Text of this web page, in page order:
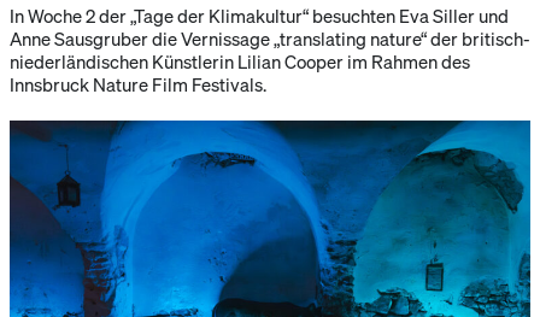
In Woche 2 der „Tage der Klimakultur“ besuchten Eva Siller und
Anne Sausgruber die Vernissage „translating nature“ der britisch-
niederländischen Künstlerin Lilian Cooper im Rahmen des
Innsbruck Nature Film Festivals.